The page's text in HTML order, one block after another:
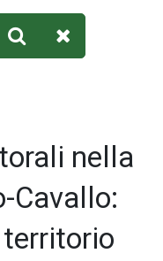
nella
Cavallo: